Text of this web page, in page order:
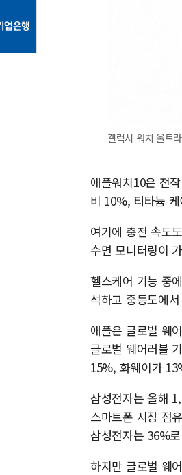
갤럭시 워치 울트
애플워치10은 전
비 10%, 티타늄
여기에 충전 속도
수면 모니터링이
헬스케어 기능 중
석하고 중등도에
애플은 글로벌 웨
글로벌 웨어러블
15%, 화웨이가
삼성전자는 올해
스마트폰 시장 점
삼성전자는 36%
하지만 글로벌 웨